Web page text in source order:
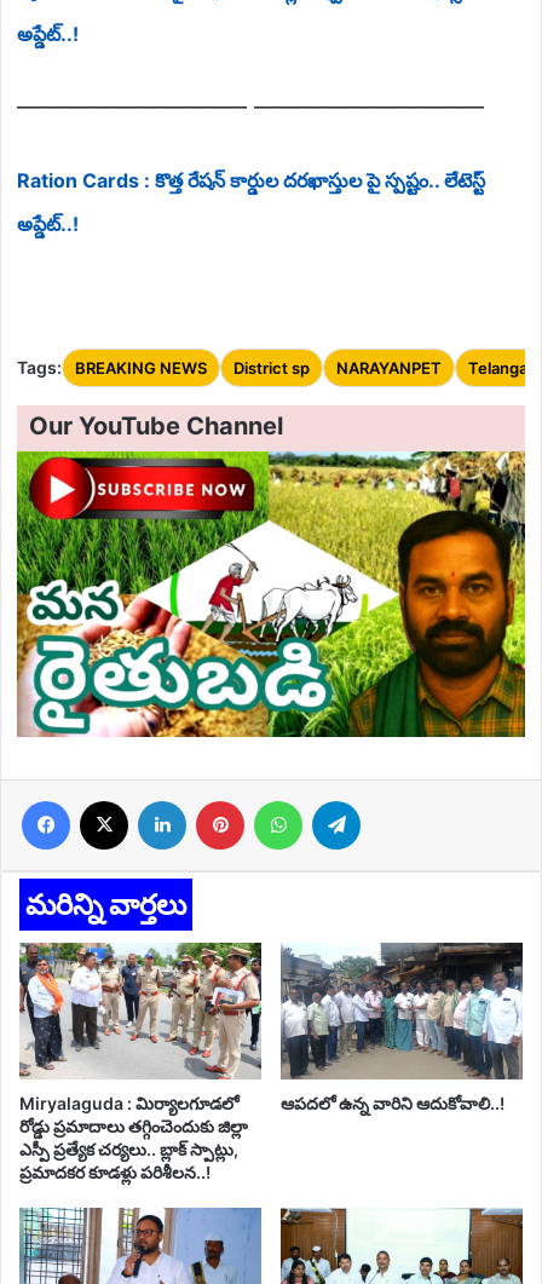
అప్డేట్..!
—————————– —————————–
Ration Cards : కొత్త రేషన్ కార్డుల దరఖాస్తుల పై స్పష్టం.. లేటెస్ట్
అప్డేట్..!
Tags: BREAKING NEWS District sp NARAYANPET
Our YouTube Channel
Facebook LinkedIn Pinterest WhatsApp
మరిన్ని వార్తలు
Miryalaguda : మిర్యాలగూడలో
రోడ్డు ప్రమాదాలు తగ్గించెందుకు జిల్లా
ఎస్పీ ప్రత్యేక చర్యలు.. బ్లాక్ స్పాట్లు,
ప్రమాదకర కూడళ్లు పరిశీలన..!
ఆపదలో ఉన్న వారిని ఆదుకోవాలి..!